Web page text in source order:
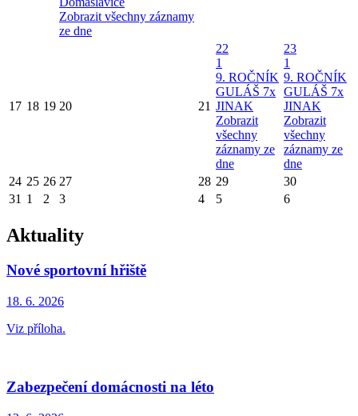
Zobrazit všechny záznamy
ze dne
17 18 19 20 21
22
1
9. ROČNÍK
GULÁŠ 7x
JINAK
Zobrazit
všechny
záznamy ze
dne
23
1
9. ROČNÍK
GULÁŠ 7x
JINAK
Zobrazit
všechny
záznamy ze
dne
24 25 26 27 28 29
30
31 1 2 3 4 5 6
Aktuality
Nové sportovní hřiště
18. 6. 2026
Viz příloha.
Zabezpečení domácnosti na léto